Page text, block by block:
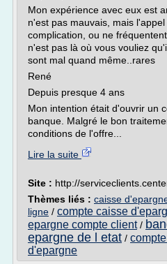
Mon expérience avec eux est
n'est pas mauvais, mais
complication, ou ne
n'est pas là où vous vouliez
sont mal quand même..rares
René
Depuis presque 4 ans
Mon intention était d'ouvrir un
banque. Malgré le bon
conditions de l'offre...
Lire la suite
Site : http://
Thèmes liés : caisse
ligne / compte caisse
epargne compte client/
epargne de l etat /
d'epargne